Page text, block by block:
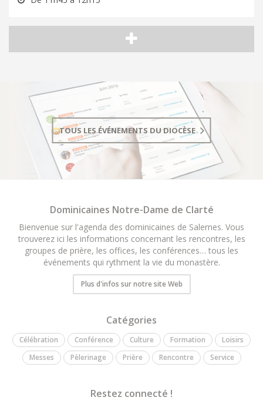
TOUS LES ÉVÉNEMENTS DU DIOCÈSE
Dominicaines Notre-Dame de Clarté
Bienvenue sur l'agenda des dominicaines de Salernes. Vous
trouverez ici les informations concernant les rencontres, les
groupes de prière, les offices, les conférences… tous les
événements qui rythment la vie du monastère.
Plus d'infos sur notre site Web
Catégories
Célébration Conférence Culture Formation
Loisirs
Messes
Pèlerinage Prière Rencontre Service
Restez connecté !